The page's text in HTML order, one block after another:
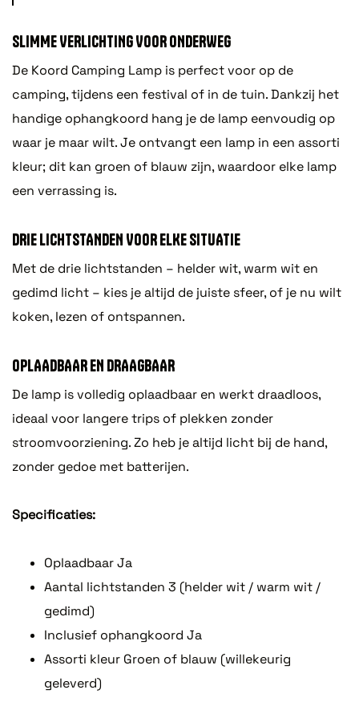
SLIMME VERLICHTING VOOR ONDERWEG
De Koord Camping Lamp is perfect voor op de
camping, tijdens een festival of in de tuin. Dankzij het
handige ophangkoord hang je de lamp eenvoudig op
waar je maar wilt. Je ontvangt een lamp in een assorti
kleur; dit kan groen of blauw zijn, waardoor elke lamp
een verrassing is.
DRIE LICHTSTANDEN VOOR ELKE SITUATIE
Met de drie lichtstanden – helder wit, warm wit en
gedimd licht – kies je altijd de juiste sfeer, of je nu wilt
koken, lezen of ontspannen.
OPLAADBAAR EN DRAAGBAAR
De lamp is volledig oplaadbaar en werkt draadloos,
ideaal voor langere trips of plekken zonder
stroomvoorziening. Zo heb je altijd licht bij de hand,
zonder gedoe met batterijen.
Specificaties:
Oplaadbaar Ja
Aantal lichtstanden 3 (helder wit / warm wit /
gedimd)
Inclusief ophangkoord Ja
Assorti kleur Groen of blauw (willekeurig
geleverd)